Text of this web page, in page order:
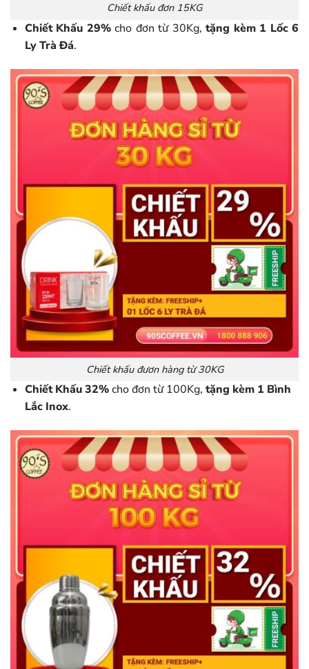
Chiết khấu đơn 15KG
Chiết Khấu 29%cho đơn từ 30Kg,tặng kèm 1 Lốc 6
Ly Trà Đá.
Chiết khấu đươn hàng từ 30KG
Chiết Khấu 32%cho đơn từ 100Kg, tặng kèm 1 Bình
Lắc Inox.